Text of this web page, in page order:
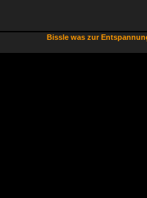
Bissle was zur